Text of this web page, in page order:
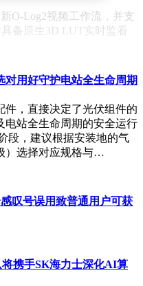
O‑Log2视频工作流，并支
备原生3D LUT实时监看
铁头（TILTA）推出专业
跟焦手柄等配件及机内
与NAS品牌飞牛合
12GB+512GB：7999元；
：9299元；16GB+1TB卫
件套装：2499元；OPPO
装：11999元。
用好守护电站全生命周期
件，直接决定了光伏组件的
电站全生命周期的安全运行
段，建议根据安装地的气
）选择对应规格与…
叹号误用致普通用户可获
携手SK海力士深化AI算